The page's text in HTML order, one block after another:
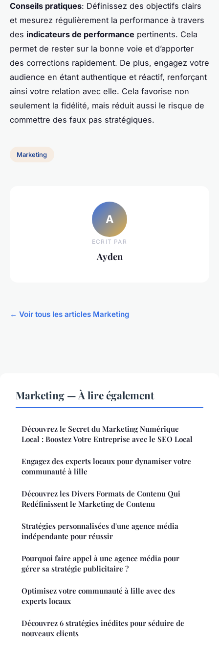
Conseils pratiques: Définissez des objectifs clairs
et mesurez régulièrement la performance à travers
des indicateurs de performance pertinents. Cela
permet de rester sur la bonne voie et d’apporter
des corrections rapidement. De plus, engagez votre
audience en étant authentique et réactif, renforçant
ainsi votre relation avec elle. Cela favorise non
seulement la fidélité, mais réduit aussi le risque de
commettre des faux pas stratégiques.
Marketing
A
ECRIT PAR
Ayden
← Voir tous les articles Marketing
Marketing — À lire également
Découvrez le Secret du Marketing Numérique
Local : Boostez Votre Entreprise avec le SEO Local
Engagez des experts locaux pour dynamiser votre
communauté à lille
Découvrez les Divers Formats de Contenu Qui
Redéfinissent le Marketing de Contenu
Stratégies personnalisées d'une agence média
indépendante pour réussir
Pourquoi faire appel à une agence média pour
gérer sa stratégie publicitaire ?
Optimisez votre communauté à lille avec des
experts locaux
Découvrez 6 stratégies inédites pour séduire de
nouveaux clients